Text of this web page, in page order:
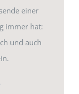
einer
immer hat:
und auch